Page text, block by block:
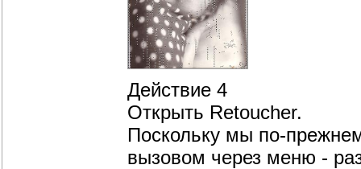
Действие 4
Открыть Retoucher.
Поскольку мы по-
вызовом через меню -